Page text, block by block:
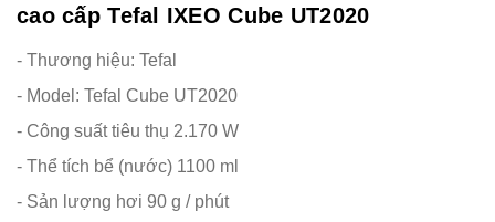
cao cấp Tefal IXEO Cube UT2020
- Thương hiệu: Tefal
- Model: Tefal Cube UT2020
- Công suất tiêu thụ 2.170 W
- Thể tích bể (nước) 1100 ml
- Sản lượng hơi 90 g / phút